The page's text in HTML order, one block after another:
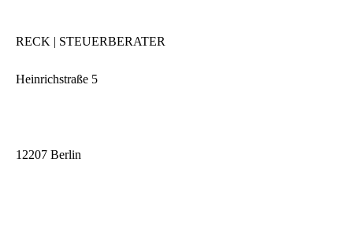
RECK | STEUERBERATER
Heinrichstraße 5
12207 Berlin